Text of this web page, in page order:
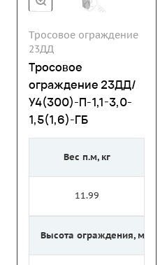
Тросовое ограждение
23ДД
Тросовое
ограждение 23ДД/
У4(300)-П-1,1-3,0-
1,5(1,6)-ГБ
Вес п.м, кг
11.99
Высота ограждения, м